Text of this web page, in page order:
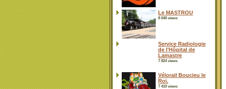
Le MASTROU
8 040 views
Service Radiologie
de l’Hôpital de
Lamastre
7 824 views
Vélorail Boucieu le
Roi.
7 410 views